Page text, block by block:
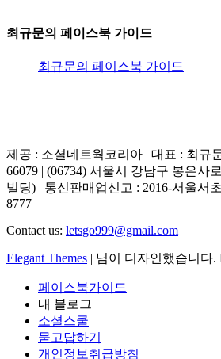
최규문의 페이스북 가이드
최규문의 페이스북 가이드
제공 : 소셜네트웍코리아 | 대표 : 최규
66079 | (06734) 서울시 강남구 봉은사
빌딩) | 통신판매업신고 : 2016-서울서
8777
Contact us: letsgo999@gmail.com
Elegant Themes | 님이 디자인했습니다.
페이스북가이드
내 블로그
소셜스쿨
묻고답하기
개인정보취급방침